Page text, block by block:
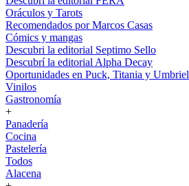
Oráculos y Tarots
Recomendados por Marcos Casas
Cómics y mangas
Descubri la editorial Septimo Sello
Descubrí la editorial Alpha Decay
Oportunidades en Puck, Titania y Umbriel
Vinilos
Gastronomía
+
Panadería
Cocina
Pastelería
Todos
Alacena